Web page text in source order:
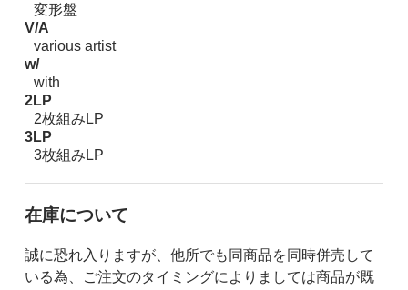
変形盤
V/A
various artist
w/
with
2LP
2枚組みLP
3LP
3枚組みLP
在庫について
誠に恐れ入りますが、他所でも同商品を同時併売して
いる為、ご注文のタイミングによりましては商品が既